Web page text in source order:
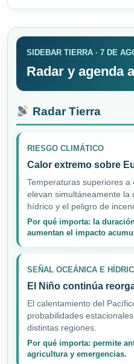
SIDEBAR TIERRA · 7 DE
Radar y agenda
Radar Tierra
RIESGO CLIMÁTICO
Calor extremo sobre
Temperaturas superiores a
elevan simultáneamente la
hídrico y el peligro de
Por qué importa: la
aumentan el impacto
SEÑAL OCEÁNICA E
El Niño continúa
El calentamiento del
probabilidades
distintas regiones.
Por qué importa: permite
agricultura y emergencias.